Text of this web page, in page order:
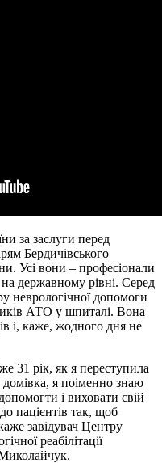
за заслуги перед
Бердичівського
Усі вони – професіонали
державному рівні. Серед
неврологічної допомоги
АТО у шпиталі. Вона
і, каже, жодного дня не
31 рік, як я переступила
я поіменно знаю
і виховати свій
пацієнтів так, щоб
завідувач Центру
реабілітації